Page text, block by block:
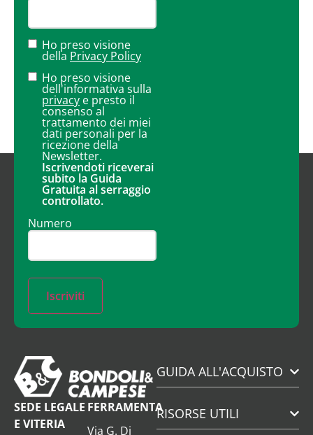
Ho preso visione
della Privacy Policy
Ho preso visione
dell'informativa sulla
privacy e presto il
consenso al
trattamento dei miei
dati personali per la
ricezione della
Newsletter.
Iscrivendoti riceverai
subito la Guida
Gratuita al serraggio
controllato.
Numero
Iscriviti
SEDE LEGALE
E VITERIA
FERRAMENTA
Via G. Di
GUIDA ALL'ACQUISTO
RISORSE UTILI